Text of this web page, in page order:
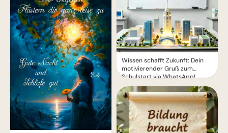
Wissen schafft Zukunft: Dein
motivierender Gruß zum
Schulstart via WhatsApp!